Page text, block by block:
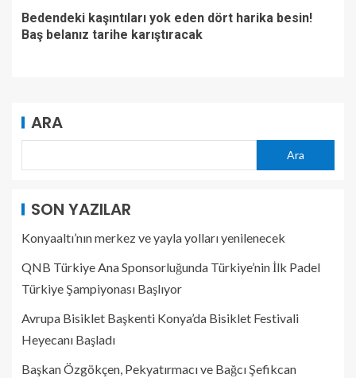
Bedendeki kaşıntıları yok eden dört harika besin!
Baş belanız tarihe karıştıracak
ARA
Ara
SON YAZILAR
Konyaaltı’nın merkez ve yayla yolları yenilenecek
QNB Türkiye Ana Sponsorluğunda Türkiye’nin İlk Padel
Türkiye Şampiyonası Başlıyor
Avrupa Bisiklet Başkenti Konya’da Bisiklet Festivali
Heyecanı Başladı
Başkan Özgökçen, Pekyatırmacı ve Bağcı Şefikcan